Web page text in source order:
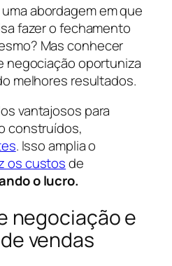
abordagem em que
fazer o fechamento
Mas conhecer
negociação oportuniza
melhores resultados.
vantajosos para
construídos,
. Isso amplia o
os custosde
o lucro.
negociação e
vendas